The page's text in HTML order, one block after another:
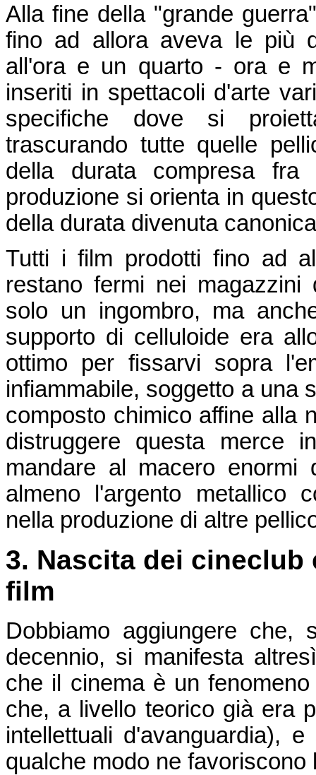
Alla fine della "grande
fino ad allora aveva le più
all'ora e un quarto - ora e
inseriti in spettacoli d'arte
specifiche dove si
trascurando tutte quelle
della durata compresa
produzione si orienta in
della durata divenuta
Tutti i film prodotti fino ad
restano fermi nei magazzini
solo un ingombro, ma
supporto di celluloide era
ottimo per fissarvi sopra
infiammabile, soggetto a una
composto chimico affine alla
distruggere questa merce
mandare al macero enormi
almeno l'argento metallico
nella produzione di altre
3. Nascita dei
film
Dobbiamo aggiungere che,
decennio, si manifesta
che il cinema è un
che, a livello teorico già era
intellettuali d'avanguardia),
qualche modo ne favoriscono